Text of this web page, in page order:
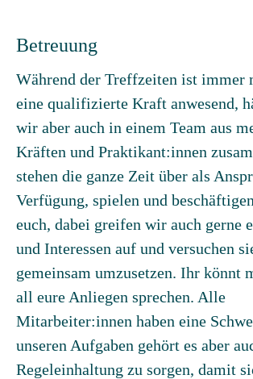
Betreuung
Während der Treffzeiten ist immer
eine qualifizierte Kraft anwesend,
wir aber auch in einem Team aus
Kräften und Praktikant:innen
stehen die ganze Zeit über als
Verfügung, spielen und
euch, dabei greifen wir auch gerne
und Interessen auf und versuchen
gemeinsam umzusetzen. Ihr könnt
all eure Anliegen sprechen. Alle
Mitarbeiter:innen haben eine
unseren Aufgaben gehört es aber
Regeleinhaltung zu sorgen, damit